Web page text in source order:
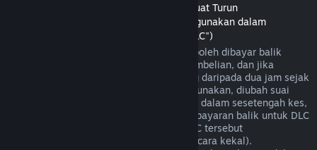
Bayaran Balik untuk Kandungan Boleh Muat Turun
(Kandungan gedung Steam yang boleh digunakan dalam
permainan atau aplikasi perisian lain, "DLC")
DLC yang dibeli daripada gedung Steam boleh dibayar balik
dalam masa empat belas hari selepas pembelian, dan jika
permainan utama telah dimainkan kurang daripada dua jam sejak
DLC dibeli, selagi DLC tersebut belum digunakan, diubah suai
atau dipindahkan. Harap maklum bahawa dalam sesetengah kes,
Steam mungkin tidak dapat memberikan bayaran balik untuk DLC
pihak ketiga tertentu (contohnya, jika DLC tersebut
meningkatkan tahap watak permainan secara kekal).